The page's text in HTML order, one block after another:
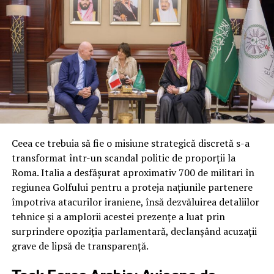
Senatorii au respins, de asemenea, o cerere importantă
care ar fi permis Pentagonului să angajeze fonduri
pentru cinci programe majore de muniții:
interceptoarele PAC-3 pentru sistemul Patriot,
rachetele de croazieră Tomahawk, rachetele aer-aer
AMRAAM și două variante ale rachetelor Standard
Missile-3. Fără această derogare, guvernul riscă
penalități de anulare a contractelor multianuale din
cauza cantităților negociate anterior.
În locul acestor flexibilități, Senatul a inclus doar
prevederile standard care interzic Pentagonului să
inițieze programe noi sau contracte multianuale
folosind fondurile din rezoluția de continuare.
Fără scutire de la reducerile automate de cheltuieli
Ceea ce trebuia să fie o misiune strategică discretă s-a
transformat într-un scandal politic de proporții la
Roma. Italia a desfășurat aproximativ 700 de militari în
regiunea Golfului pentru a proteja națiunile partenere
împotriva atacurilor iraniene, însă dezvăluirea detaliilor
tehnice și a amplorii acestei prezențe a luat prin
surprindere opoziția parlamentară, declanșând acuzații
grave de lipsă de transparență.